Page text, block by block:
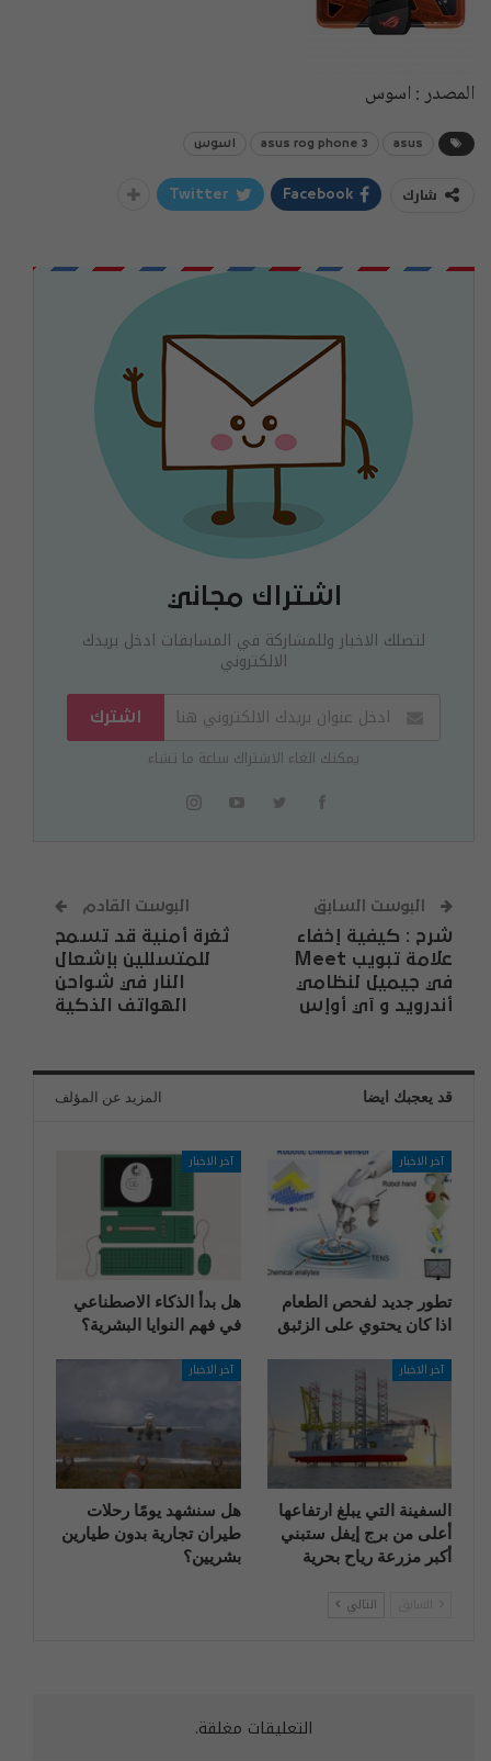
المصدر : اسوس
asus
asus rog phone 3 اسوس
شارك Facebook
Twitter
اشتراك مجاني
لتصلك الاخبار وللمشاركة في المسابقات ادخل بريدك
الالكتروني
اشترك
يمكنك الغاء الاشتراك ساعة ما تشاء
البوست السابق
شرح : كيفية إخفاء
علامة تبويب Meet
في جيميل لنظامي
أندرويد و آي أوإس
البوست القادم
ثغرة أمنية قد تسمح
للمتسللين بإشعال
النار في شواحن
الهواتف الذكية
قد يعجبك ايضا المزيد عن المؤلف
آخر الاخبار
تطور جديد لفحص الطعام
اذا كان يحتوي على الزئبق
آخر الاخبار
هل بدأ الذكاء الاصطناعي
في فهم النوايا البشرية؟
آخر الاخبار
السفينة التي يبلغ ارتفاعها
أعلى من برج إيفل ستبني
أكبر مزرعة رياح بحرية
آخر الاخبار
هل سنشهد يومًا رحلات
طيران تجارية بدون طيارين
بشريين؟
التالي
التعليقات مغلقة.